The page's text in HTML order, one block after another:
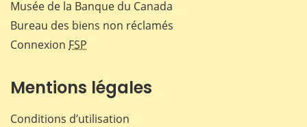
Musée de la Banque du Canada
Bureau des biens non réclamés
Connexion FSP
Mentions légales
Conditions d’utilisation